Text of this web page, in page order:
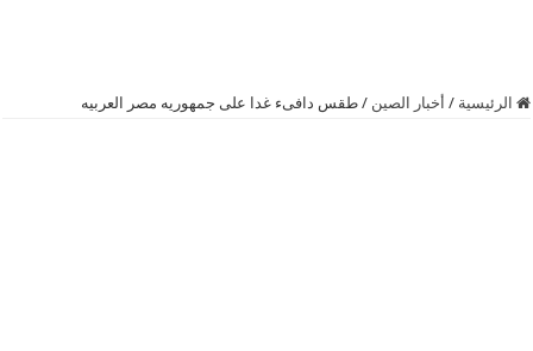
الرئيسية / أخبار الصين / طقس دافىء غدا على جمهوريه مصر العربيه